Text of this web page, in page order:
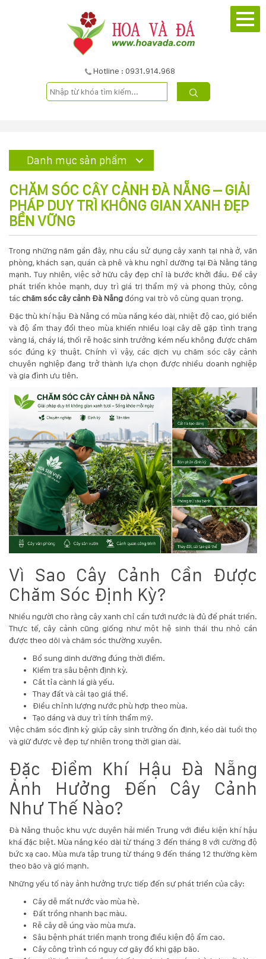
Hotline : 0931.914.968
PHẨM
DỊCH
KỸ
TRỒNG
LIÊN
HỆ
Hotline
0931.914.968
hoasenvietdn@gmail.com
Nguyễn
Lệ
-
nẵng
132
-
168
Võ
Chí
Công
Hòa
Nẵng
Danh mục sản phẩm
CHĂM SÓC CÂY CẢNH ĐÀ NẴNG – GIẢI
PHÁP DUY TRÌ KHÔNG GIAN XANH ĐẸP
BỀN VỮNG
Trong những năm gần đây, nhu cầu sử dụng cây xanh tại nhà ở, văn
phòng, khách sạn, quán cà phê và khu nghỉ dưỡng tại Đà Nẵng tăng
mạnh. Tuy nhiên, việc sở hữu cây đẹp chỉ là bước khởi đầu. Để cây
phát triển khỏe mạnh, duy trì giá trị thẩm mỹ và phong thủy, công
tác chăm sóc cây cảnh Đà Nẵngđóng vai trò vô cùng quan trọng.
Đặc thù khí hậu Đà Nẵng có mùa nắng kéo dài, nhiệt độ cao, gió biển
và độ ẩm thay đổi theo mùa khiến nhiều loại cây dễ gặp tình trạng
vàng lá, cháy lá, thối rễ hoặc sinh trưởng kém nếu không được chăm
sóc đúng kỹ thuật. Chính vì vậy, các dịch vụ chăm sóc cây cảnh
chuyên nghiệp đang trở thành lựa chọn được nhiều doanh nghiệp
và gia đình ưu tiên.
Vì Sao Cây Cảnh Cần Được
Chăm Sóc Định Kỳ?
Nhiều người cho rằng cây xanh chỉ cần tưới nước là đủ để phát triển.
Thực tế, cây cảnh cũng giống như một hệ sinh thái thu nhỏ cần
được theo dõi và chăm sóc thường xuyên.
Bổ sung dinh dưỡng đúng thời điểm.
Kiểm tra sâu bệnh định kỳ.
Cắt tỉa cành lá già yếu.
Thay đất và cải tạo giá thể.
Điều chỉnh lượng nước phù hợp theo mùa.
Tạo dáng và duy trì tính thẩm mỹ.
Việc chăm sóc định kỳ giúp cây sinh trưởng ổn định, kéo dài tuổi thọ
và giữ được vẻ đẹp tự nhiên trong thời gian dài.
Đặc Điểm Khí Hậu Đà Nẵng
Ảnh Hưởng Đến Cây Cảnh
Như Thế Nào?
Đà Nẵng thuộc khu vực duyên hải miền Trung với điều kiện khí hậu
khá đặc biệt. Mùa nắng kéo dài từ tháng 3 đến tháng 8 với cường độ
bức xạ cao. Mùa mưa tập trung từ tháng 9 đến tháng 12 thường kèm
theo bão và gió mạnh.
Những yếu tố này ảnh hưởng trực tiếp đến sự phát triển của cây:
Cây dễ mất nước vào mùa hè.
Đất trồng nhanh bạc màu.
Rễ cây dễ úng vào mùa mưa.
Sâu bệnh phát triển mạnh trong điều kiện độ ẩm cao.
Cây công trình có nguy cơ gãy đổ khi gặp bão.